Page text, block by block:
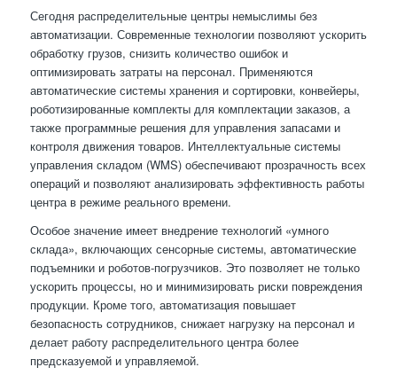
Сегодня распределительные центры немыслимы без
автоматизации. Современные технологии позволяют ускорить
обработку грузов, снизить количество ошибок и
оптимизировать затраты на персонал. Применяются
автоматические системы хранения и сортировки, конвейеры,
роботизированные комплекты для комплектации заказов, а
также программные решения для управления запасами и
контроля движения товаров. Интеллектуальные системы
управления складом (WMS) обеспечивают прозрачность всех
операций и позволяют анализировать эффективность работы
центра в режиме реального времени.
Особое значение имеет внедрение технологий «умного
склада», включающих сенсорные системы, автоматические
подъемники и роботов-погрузчиков. Это позволяет не только
ускорить процессы, но и минимизировать риски повреждения
продукции. Кроме того, автоматизация повышает
безопасность сотрудников, снижает нагрузку на персонал и
делает работу распределительного центра более
предсказуемой и управляемой.